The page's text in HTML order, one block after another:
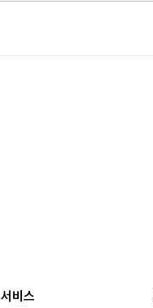
서비스